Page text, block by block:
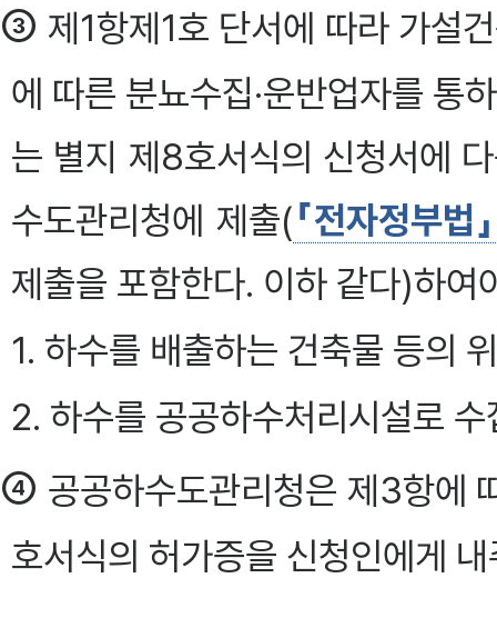
③ 제1항제1호 단서에 따라 가설
에 따른 분뇨수집·운반업자를 통
는 별지 제8호서식의 신청서에
수도관리청에 제출(「전자정부법
제출을 포함한다. 이하 같다)하여
1. 하수를 배출하는 건축물 등의
2. 하수를 공공하수처리시설로 수
④ 공공하수도관리청은 제3항에
호서식의 허가증을 신청인에게